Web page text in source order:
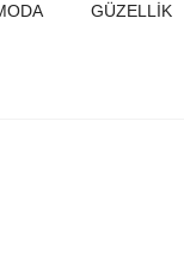
GÜZELLIK